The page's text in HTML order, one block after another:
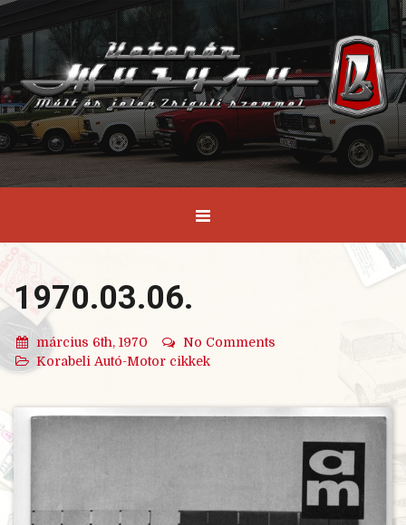
1970.03.06.
március 6th, 1970
No Comments
Korabeli Autó-Motor cikkek